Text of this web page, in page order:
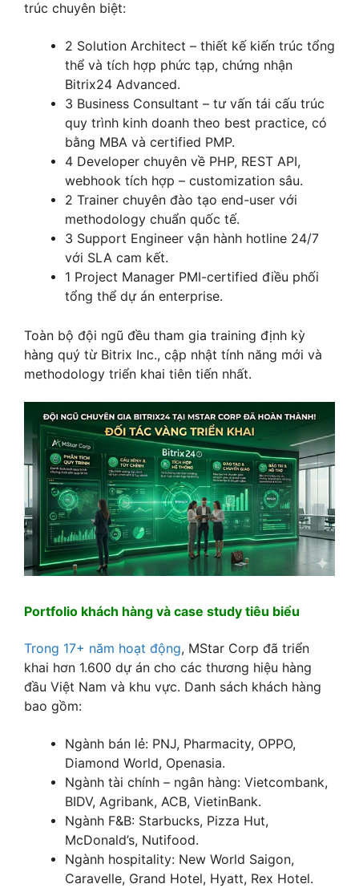
trúc chuyên biệt:
2 Solution Architect – thiết kế kiến trúc tổng
thể và tích hợp phức tạp, chứng nhận
Bitrix24 Advanced.
3 Business Consultant – tư vấn tái cấu trúc
quy trình kinh doanh theo best practice, có
bằng MBA và certified PMP.
4 Developer chuyên về PHP, REST API,
webhook tích hợp – customization sâu.
2 Trainer chuyên đào tạo end-user với
methodology chuẩn quốc tế.
3 Support Engineer vận hành hotline 24/7
với SLA cam kết.
1 Project Manager PMI-certified điều phối
tổng thể dự án enterprise.
Toàn bộ đội ngũ đều tham gia training định kỳ
hàng quý từ Bitrix Inc., cập nhật tính năng mới và
methodology triển khai tiên tiến nhất.
Portfolio khách hàng và case study tiêu biểu
Trong 17+ năm hoạt động, MStar Corp đã triển
khai hơn 1.600 dự án cho các thương hiệu hàng
đầu Việt Nam và khu vực. Danh sách khách hàng
bao gồm:
Ngành bán lẻ: PNJ, Pharmacity, OPPO,
Diamond World, Openasia.
Ngành tài chính – ngân hàng: Vietcombank,
BIDV, Agribank, ACB, VietinBank.
Ngành F&B: Starbucks, Pizza Hut,
McDonald’s, Nutifood.
Ngành hospitality: New World Saigon,
Caravelle, Grand Hotel, Hyatt, Rex Hotel.